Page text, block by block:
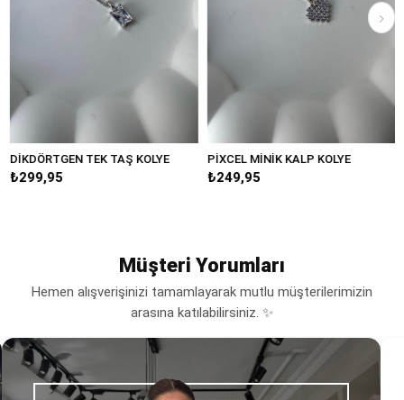
TEK TAŞ KOLYE PİXCEL MİNİK KALP KOLYE
₺249,95
Müşteri Yorumları
Hemen alışverişinizi tamamlayarak mutlu müşterilerimizin
arasına katılabilirsiniz. ✨